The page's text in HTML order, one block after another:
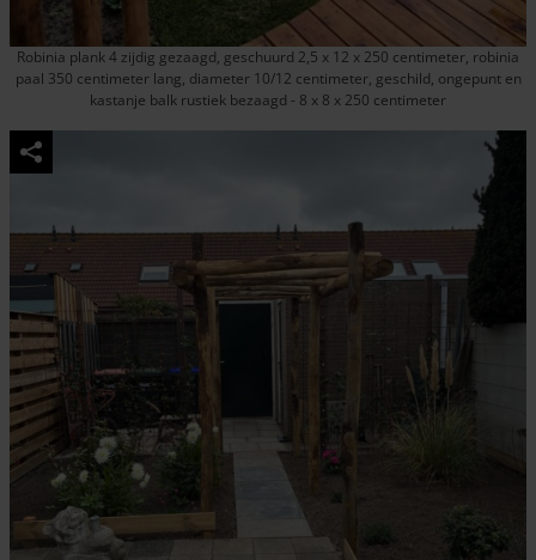
Robinia plank 4 zijdig gezaagd, geschuurd 2,5 x 12 x 250 centimeter, robinia
paal 350 centimeter lang, diameter 10/12 centimeter, geschild, ongepunt en
kastanje balk rustiek bezaagd - 8 x 8 x 250 centimeter